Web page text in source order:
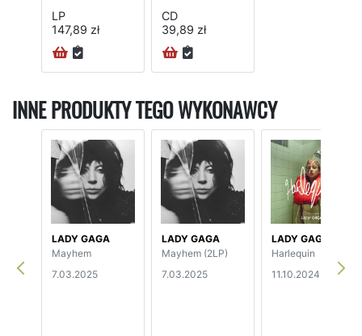
LP
147,89 zł
CD
39,89 zł
INNE PRODUKTY TEGO WYKONAWCY
LADY GAGA
Mayhem
7.03.2025
LADY GAGA
Mayhem (2LP)
7.03.2025
LADY GAGA
Harlequin
11.10.2024